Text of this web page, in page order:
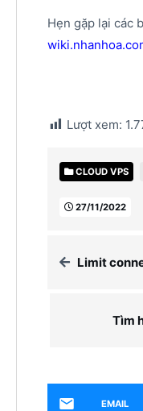
Hẹn gặp lại các
Lượt xem:
CLOUD VPS
27/11/2022
Limit
Tìm
EMAIL